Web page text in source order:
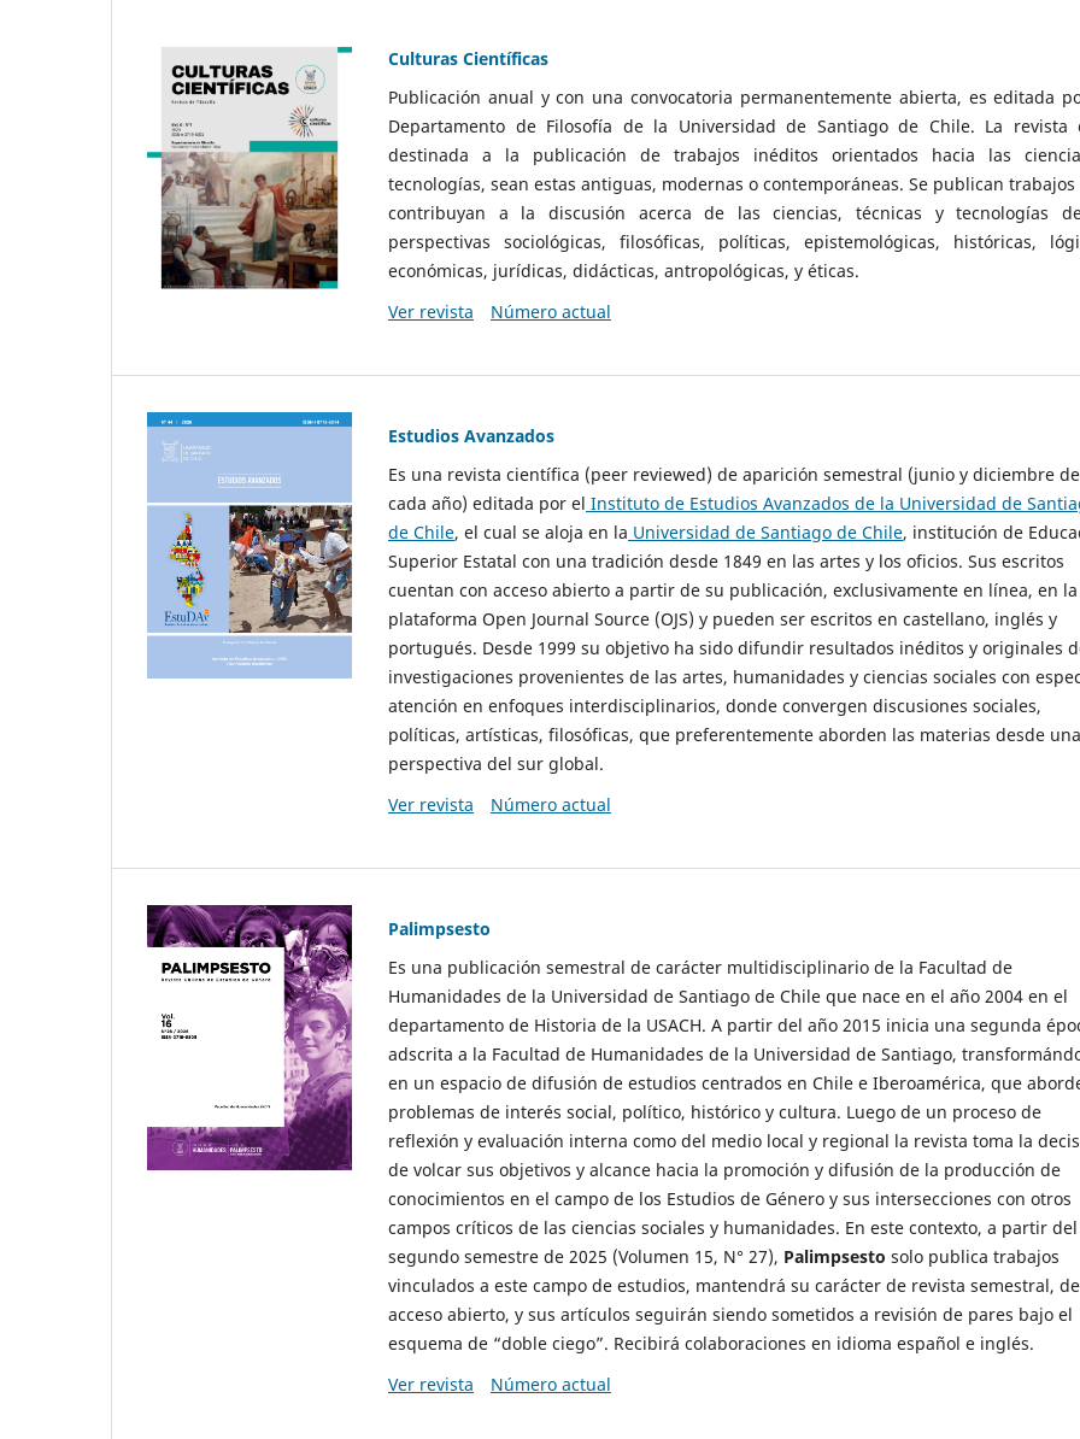
Culturas Científicas
Publicación anual y con una convocatoria permanentemente abierta, es editada
Departamento de Filosofía de la Universidad de Santiago de Chile. La revista
destinada a la publicación de trabajos inéditos orientados hacia las
tecnologías, sean estas antiguas, modernas o contemporáneas. Se publican
contribuyan a la discusión acerca de las ciencias, técnicas y tecnologías
perspectivas sociológicas, filosóficas, políticas, epistemológicas, históricas,
económicas, jurídicas, didácticas, antropológicas, y éticas.
Ver revista
Número actual
Estudios Avanzados
Es una revista científica (peer reviewed) de aparición semestral (junio y diciembre de
cada año) editada por el Instituto de Estudios Avanzados de la Universidad de
de Chile, el cual se aloja en la Universidad de Santiago de Chile, institución de
Superior Estatal con una tradición desde 1849 en las artes y los oficios. Sus escritos
cuentan con acceso abierto a partir de su publicación, exclusivamente en línea, en la
plataforma Open Journal Source (OJS) y pueden ser escritos en castellano, inglés y
portugués. Desde 1999 su objetivo ha sido difundir resultados inéditos y originales
investigaciones provenientes de las artes, humanidades y ciencias sociales con
atención en enfoques interdisciplinarios, donde convergen discusiones sociales,
políticas, artísticas, filosóficas, que preferentemente aborden las materias desde una
perspectiva del sur global.
Ver revista
Número actual
Palimpsesto
Es una publicación semestral de carácter multidisciplinario de la Facultad de
Humanidades de la Universidad de Santiago de Chile que nace en el año 2004 en el
departamento de Historia de la USACH. A partir del año 2015 inicia una segunda
adscrita a la Facultad de Humanidades de la Universidad de Santiago,
en un espacio de difusión de estudios centrados en Chile e Iberoamérica, que
problemas de interés social, político, histórico y cultura. Luego de un proceso de
reflexión y evaluación interna como del medio local y regional la revista toma la
de volcar sus objetivos y alcance hacia la promoción y difusión de la producción de
conocimientos en el campo de los Estudios de Género y sus intersecciones con otros
campos críticos de las ciencias sociales y humanidades. En este contexto, a partir del
segundo semestre de 2025 (Volumen 15, N° 27), Palimpsesto solo publica trabajos
vinculados a este campo de estudios, mantendrá su carácter de revista semestral, de
acceso abierto, y sus artículos seguirán siendo sometidos a revisión de pares bajo el
esquema de “doble ciego”. Recibirá colaboraciones en idioma español e inglés.
Ver revista
Número actual